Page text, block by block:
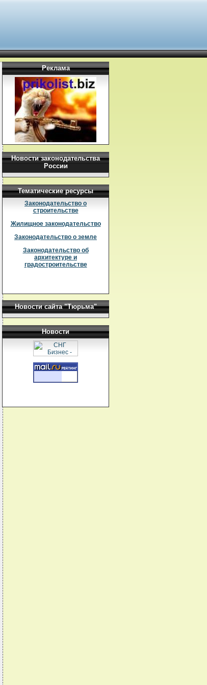
Реклама
Новости законодательства
России
Тематические ресурсы
Законодательство о
строительстве
Жилищное законодательство
Законодательство о земле
Законодательство об
архитектуре и
градостроительстве
Новости сайта "Тюрьма"
Новости